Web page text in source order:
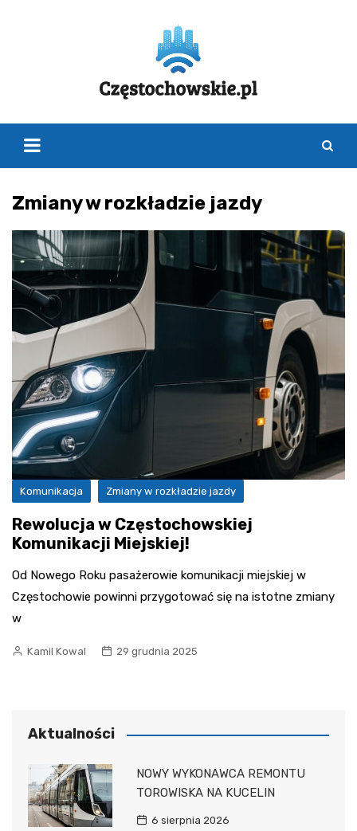
Zmiany w rozkładzie jazdy
Komunikacja Zmiany w rozkładzie jazdy
Rewolucja w Częstochowskiej
Komunikacji Miejskiej!
Od Nowego Roku pasażerowie komunikacji miejskiej w
Częstochowie powinni przygotować się na istotne zmiany
w
Kamil Kowal 29 grudnia 2025
Aktualności
NOWY WYKONAWCA REMONTU
TOROWISKA NA KUCELIN
6 sierpnia 2026